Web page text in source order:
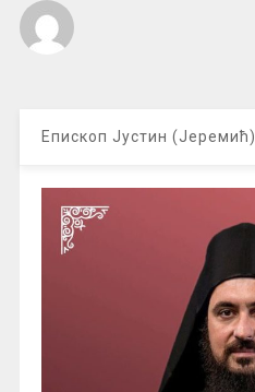
Епископ Јустин (Јеремић)